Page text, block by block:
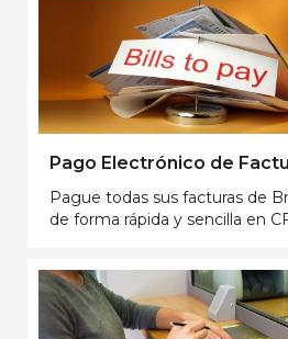
Pago Electrónico de
Pague todas sus facturas de
de forma rápida y sencilla en